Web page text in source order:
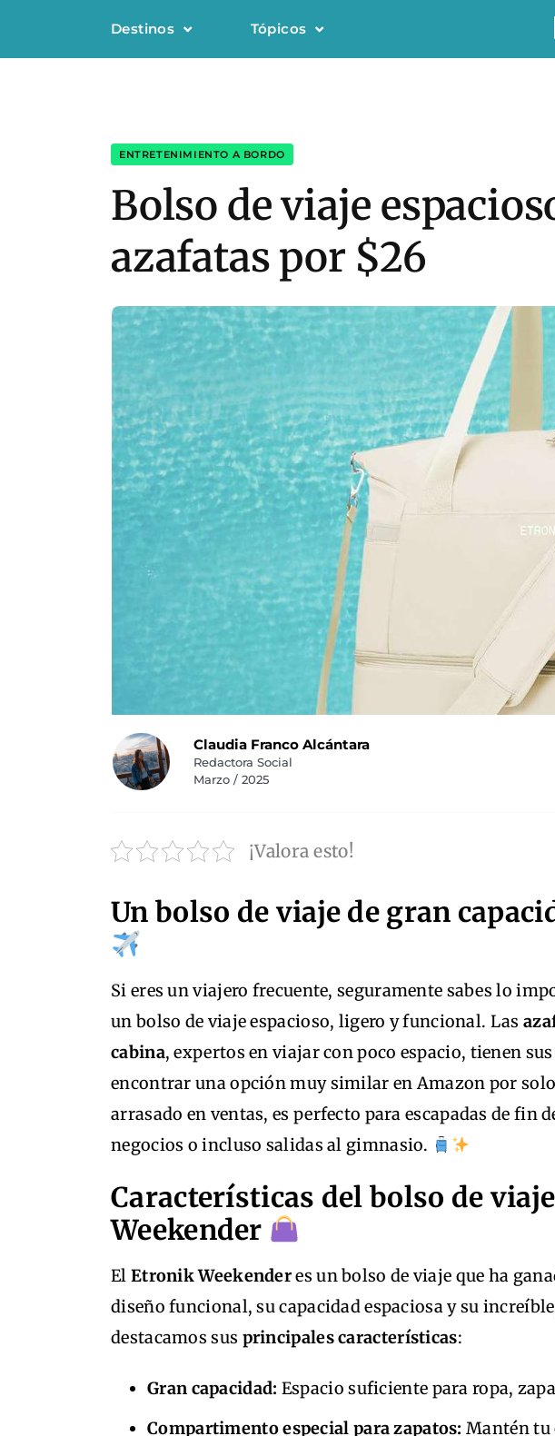
Destinos Tópicos
ENTRETENIMIENTO A BORDO
Bolso de viaje
azafatas por $26
Claudia Franco Alcántara
Redactora Social
Marzo / 2025
¡Valora esto!
Un bolso de viaje de gran
Si eres un viajero frecuente, seguramente sabes lo
un bolso de viaje espacioso, ligero y funcional. Las
cabina, expertos en viajar con poco espacio, tienen
encontrar una opción muy similar en Amazon por solo
arrasado en ventas, es perfecto para escapadas de fin
negocios o incluso salidas al gimnasio.
Características del bolso de
Weekender
El Etronik Weekenderes un bolso de viaje que ha
diseño funcional, su capacidad espaciosa y su
destacamos sus principales características:
Gran capacidad: Espacio suficiente para ropa,
Compartimento especial para zapatos: Mantén tu